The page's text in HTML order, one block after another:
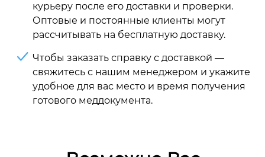
курьеру после его доставки и проверки.
Оптовые и постоянные клиенты могут
рассчитывать на бесплатную доставку.
Чтобы заказать справку с доставкой —
свяжитесь с нашим менеджером и укажите
удобное для вас место и время получения
готового меддокумента.